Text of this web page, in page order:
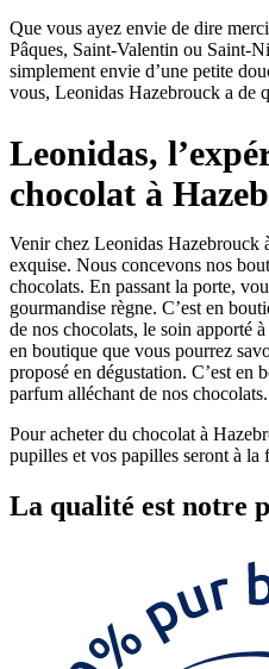
Que vous ayez envie de dire
Pâques, Saint-Valentin ou Saint-
simplement envie d’une petite
vous, Leonidas Hazebrouck a de
Leonidas,
chocolat à
Venir chez Leonidas Hazebrouck
exquise. Nous concevons nos
chocolats. En passant la porte,
gourmandise règne. C’est en
de nos chocolats, le soin apporté
en boutique que vous pourrez
proposé en dégustation. C’est en
parfum alléchant de nos chocolats.
Pour acheter du chocolat à
pupilles et vos papilles seront à la
La qualité est notre